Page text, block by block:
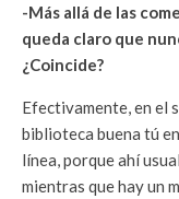
-Más allá de las
queda claro que
¿Coincide?
Efectivamente, en el
biblioteca buena tú
línea, porque ahí
mientras que hay un